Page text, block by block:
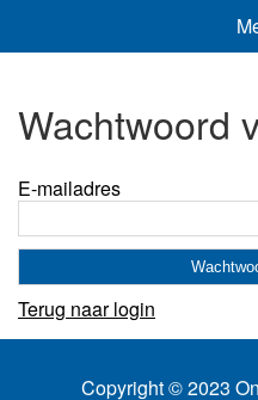
Wachtwoord
E-mailadres
Terug naar login
Copyright © 2023